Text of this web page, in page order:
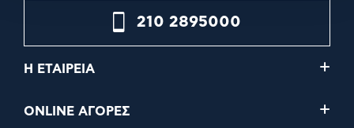
210 2895000
Η ΕΤΑΙΡΕΙΑ
ONLINE ΑΓΟΡΕΣ